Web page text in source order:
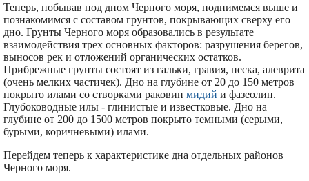
Теперь, побывав под дном Черного моря, поднимемся выше и
познакомимся с составом грунтов, покрывающих сверху его
дно. Грунты Черного моря образовались в результате
взаимодействия трех основных факторов: разрушения берегов,
выносов рек и отложений органических остатков.
Прибрежные грунты состоят из гальки, гравия, песка, алеврита
(очень мелких частичек). Дно на глубине от 20 до 150 метров
покрыто илами со створками раковин мидий и фазеолин.
Глубоководные илы - глинистые и известковые. Дно на
глубине от 200 до 1500 метров покрыто темными (серыми,
бурыми, коричневыми) илами.
Перейдем теперь к характеристике дна отдельных районов
Черного моря.